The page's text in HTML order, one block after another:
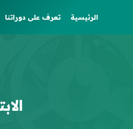
الرئيسية تعرف على دوراتنا